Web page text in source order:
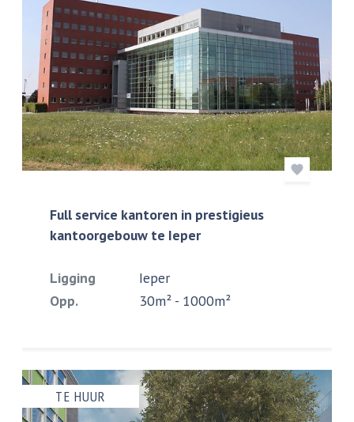
Full service kantoren in prestigieus
kantoorgebouw te Ieper
Ligging
Ieper
Opp.
30m² - 1000m²
TE HUUR